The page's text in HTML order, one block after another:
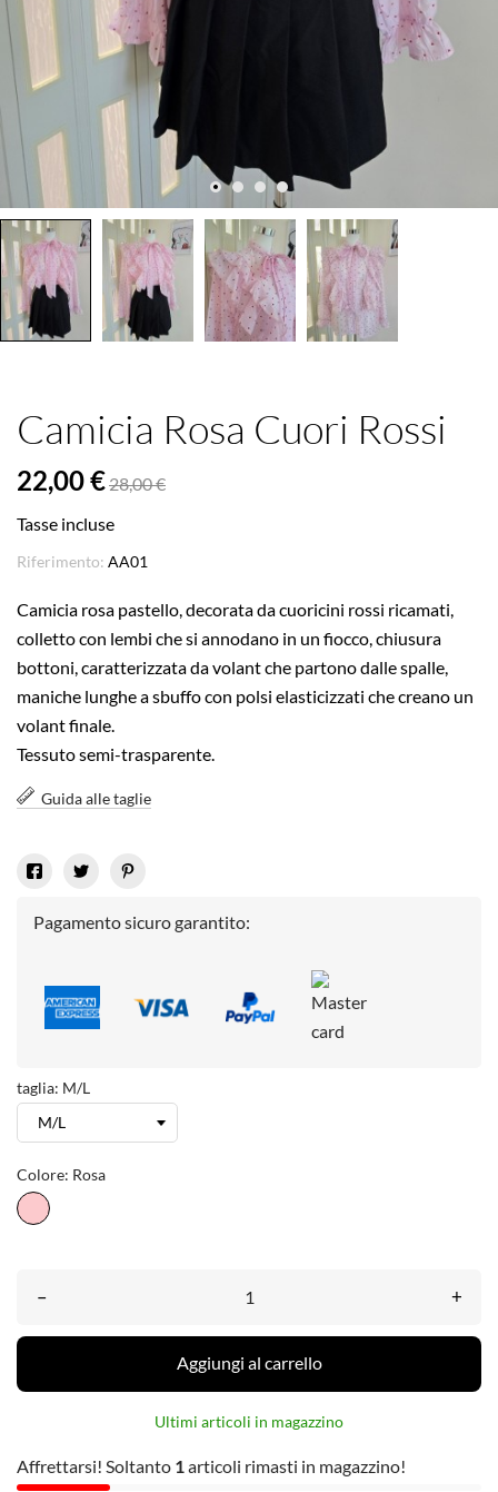
Camicia Rosa Cuori Rossi
22,00 €28,00 €
Tasse incluse
Riferimento: AA01
Camicia rosa pastello, decorata da cuoricini rossi ricamati,
colletto con lembi che si annodano in un fiocco, chiusura
bottoni, caratterizzata da volant che partono dalle spalle,
maniche lunghe a sbuffo con polsi elasticizzati che creano un
volant finale.
Tessuto semi-trasparente.
Guida alle taglie
Pagamento sicuro garantito:
taglia: M/L
Colore: Rosa
Rosa
– +
Aggiungi al carrello
Ultimi articoli in magazzino
Affrettarsi! Soltanto 1 articoli rimasti in magazzino!